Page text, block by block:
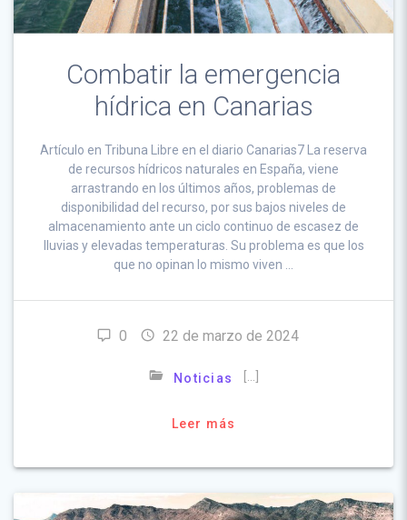
Combatir la emergencia
hídrica en Canarias
Artículo en Tribuna Libre en el diario Canarias7 La reserva
de recursos hídricos naturales en España, viene
arrastrando en los últimos años, problemas de
disponibilidad del recurso, por sus bajos niveles de
almacenamiento ante un ciclo continuo de escasez de
lluvias y elevadas temperaturas. Su problema es que los
que no opinan lo mismo viven …
0 22 de marzo de 2024
Noticias […]
Leer más